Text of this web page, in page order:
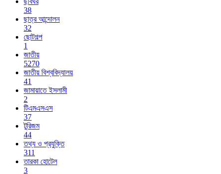
38
ছাত্র আন্দোলন
32
ছোটগল্প
1
জাতীয়
5270
জাতীয় বিশ্ববিদ্যালয়
41
জামায়াতে ইসলামী
2
টিএমএসএস
37
টুরিজম
44
তথ্য ও প্রযুক্তি
311
তারকা হোটেল
3